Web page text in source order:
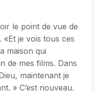
le point de vue de
je vois tous ces
maison qui
de mes films. Dans
maintenant je
» C’est nouveau.